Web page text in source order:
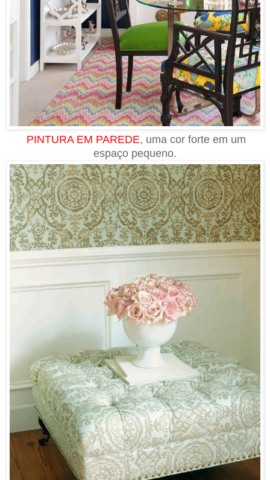
PINTURA EM PAREDE, uma cor forte em um
espaço pequeno.